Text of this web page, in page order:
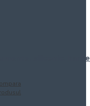
siliconic,